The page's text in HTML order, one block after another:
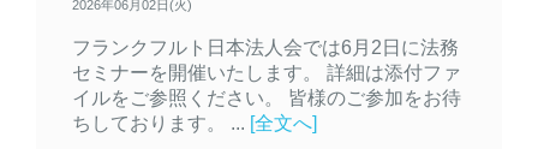
2026年06月02日(火)
フランクフルト日本法人会では6月2日に法務
セミナーを開催いたします。 詳細は添付ファ
イルをご参照ください。 皆様のご参加をお待
ちしております。 ... [全文へ]